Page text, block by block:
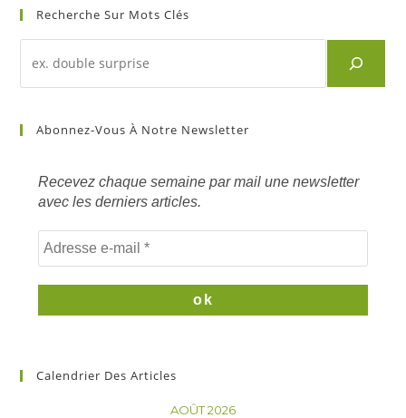
Recherche Sur Mots Clés
d'un
mots
Abonnez-Vous À Notre Newsletter
Recevez chaque semaine par mail une newsletter
avec les derniers articles.
Calendrier Des Articles
AOÛT 2026